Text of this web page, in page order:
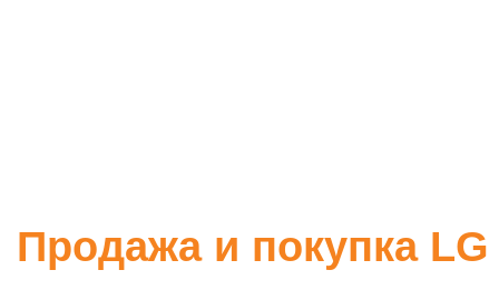
Продажа и покупка LG